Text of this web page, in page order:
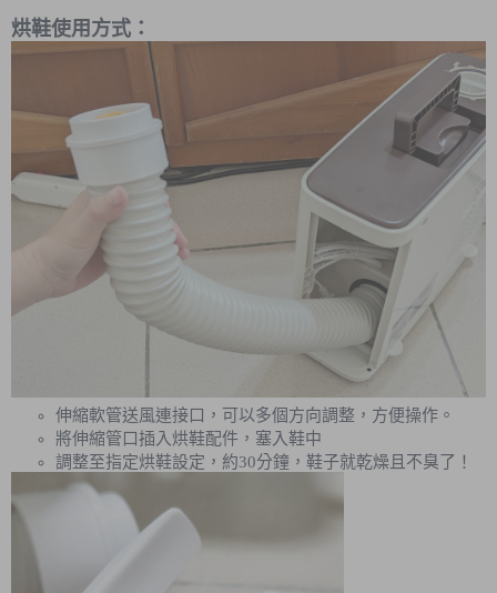
烘鞋使用方式：
伸縮軟管送風連接口，可以多個方向調整，方便操作。
將伸縮管口插入烘鞋配件，塞入鞋中
調整至指定烘鞋設定，約30分鐘，鞋子就乾燥且不臭了！